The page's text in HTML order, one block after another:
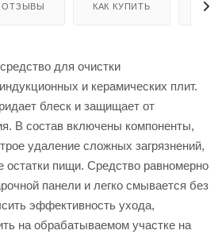
ОТЗЫВЫ КАК КУПИТЬ
для очистки
и керамических плит.
блеск и защищает от
В состав включены компоненты,
удаление сложных загрязнений,
остатки пищи. Средство равномерно
панели и легко смывается без
эффективность ухода,
на обрабатываемом участке на